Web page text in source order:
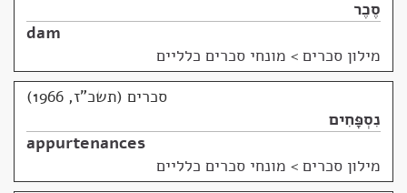
סֶכֶר
dam
מילון סכרים > מונחי סכרים כלליים
סכרים (תשכ"ז, 1966)
נִסְפָּחִים
appurtenances
מילון סכרים > מונחי סכרים כלליים